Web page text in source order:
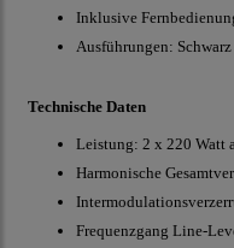
Inklusive
Ausführungen:
Technische Daten
Leistung: 2 x 220 Watt
Harmonische
Frequenzgang Line-